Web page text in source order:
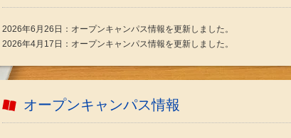
2026年6月26日：オープンキャンパス情報を更新しました。
2026年4月17日：オープンキャンパス情報を更新しました。
オープンキャンパス情報